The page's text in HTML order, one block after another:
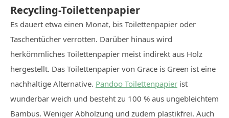
Recycling-Toilettenpapier
Es dauert etwa einen Monat, bis Toilettenpapier oder
Taschentücher verrotten. Darüber hinaus wird
herkömmliches Toilettenpapier meist indirekt aus Holz
hergestellt. Das Toilettenpapier von Grace is Green ist eine
nachhaltige Alternative. Pandoo Toilettenpapier ist
wunderbar weich und besteht zu 100 % aus ungebleichtem
Bambus. Weniger Abholzung und zudem plastikfrei. Auch